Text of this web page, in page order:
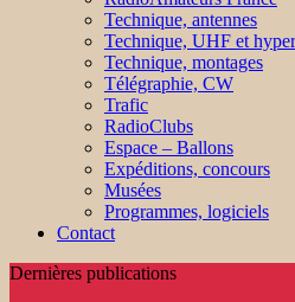
Technique, antennes
Technique, UHF et
Technique, montages
Télégraphie, CW
Trafic
RadioClubs
Espace – Ballons
Expéditions, concours
Musées
Programmes, logiciels
Contact
Dernières publications